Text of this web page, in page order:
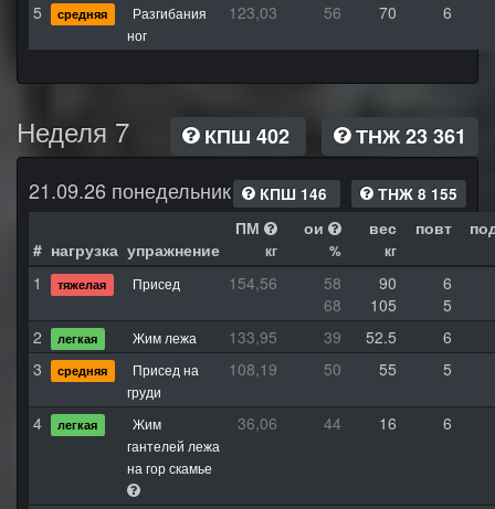
5 средняя
Разгибания
ног
123,03 56 70 6
Неделя 7 КПШ 402
ТНЖ 23 361
21.09.26 понедельник
КПШ 146 ТНЖ 8 155
# нагрузка упражнение
ПМ
кг
ои
%
вес
кг
повт
1 тяжелая Присед 154,56 58 90
6
68
105
5
2
легкая Жим лежа 133,95 39 52.5
6
3
средняя
Присед на
груди
108,19 50 55 5
4 легкая
Жим
гантелей лежа
на гор скамье
36,06 44 16 6